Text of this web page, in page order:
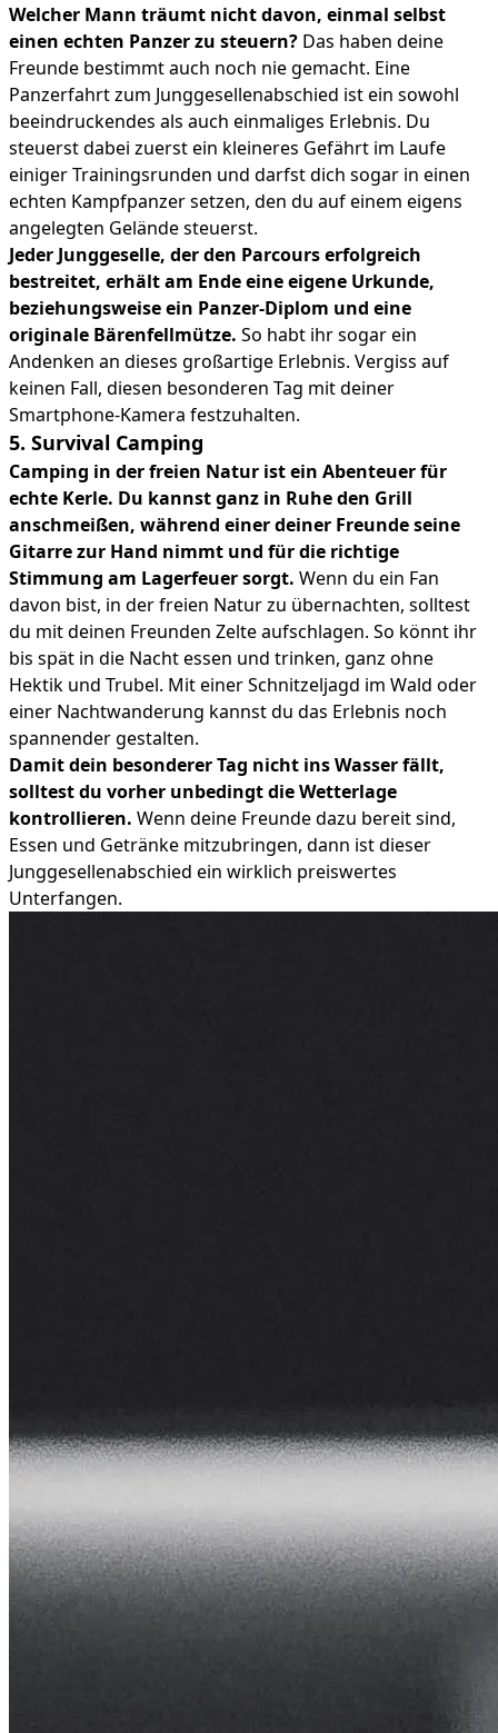
Welcher Mann träumt nicht davon, einmal selbst
einen echten Panzer zu steuern? Das haben deine
Freunde bestimmt auch noch nie gemacht. Eine
Panzerfahrt zum Junggesellenabschied ist ein sowohl
beeindruckendes als auch einmaliges Erlebnis. Du
steuerst dabei zuerst ein kleineres Gefährt im Laufe
einiger Trainingsrunden und darfst dich sogar in einen
echten Kampfpanzer setzen, den du auf einem eigens
angelegten Gelände steuerst.
Jeder Junggeselle, der den Parcours erfolgreich
bestreitet, erhält am Ende eine eigene Urkunde,
beziehungsweise ein Panzer-Diplom und eine
originale Bärenfellmütze. So habt ihr sogar ein
Andenken an dieses großartige Erlebnis. Vergiss auf
keinen Fall, diesen besonderen Tag mit deiner
Smartphone-Kamera festzuhalten.
5. Survival Camping
Camping in der freien Natur ist ein Abenteuer für
echte Kerle. Du kannst ganz in Ruhe den Grill
anschmeißen, während einer deiner Freunde seine
Gitarre zur Hand nimmt und für die richtige
Stimmung am Lagerfeuer sorgt. Wenn du ein Fan
davon bist, in der freien Natur zu übernachten, solltest
du mit deinen Freunden Zelte aufschlagen. So könnt ihr
bis spät in die Nacht essen und trinken, ganz ohne
Hektik und Trubel. Mit einer Schnitzeljagd im Wald oder
einer Nachtwanderung kannst du das Erlebnis noch
spannender gestalten.
Damit dein besonderer Tag nicht ins Wasser fällt,
solltest du vorher unbedingt die Wetterlage
kontrollieren. Wenn deine Freunde dazu bereit sind,
Essen und Getränke mitzubringen, dann ist dieser
Junggesellenabschied ein wirklich preiswertes
Unterfangen.